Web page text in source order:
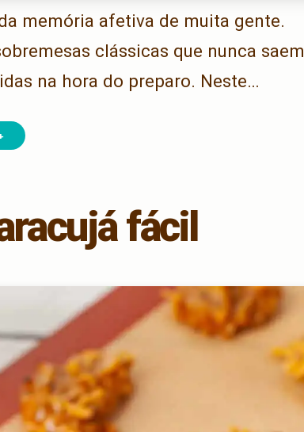
memória afetiva de muita gente.
clássicas que nunca saem
na hora do preparo. Neste…
fácil